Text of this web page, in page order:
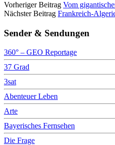
Vorheriger Beitrag Vom
Nächster Beitrag Frankreich-
Sender & Sendungen
360° – GEO Reportage
37 Grad
3sat
Abenteuer Leben
Arte
Bayerisches Fernsehen
Die Frage